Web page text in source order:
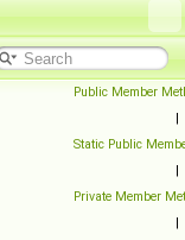
Public Member
|
Static Public
|
Private Member
|